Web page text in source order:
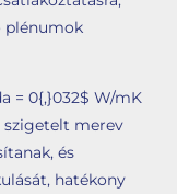
plénumok
= 0{,}032$ W/mK
szigetelt merev
és
hatékony